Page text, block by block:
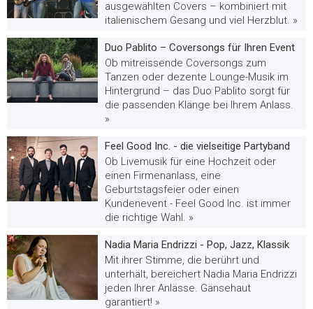
ausgewählten Covers – kombiniert mit
italienischem Gesang und viel Herzblut. »
Duo Pablito – Coversongs für Ihren Event
Ob mitreissende Coversongs zum
Tanzen oder dezente Lounge-Musik im
Hintergrund – das Duo Pablito sorgt für
die passenden Klänge bei Ihrem Anlass.
»
Feel Good Inc. - die vielseitige Partyband
Ob Livemusik für eine Hochzeit oder
einen Firmenanlass, eine
Geburtstagsfeier oder einen
Kundenevent - Feel Good Inc. ist immer
die richtige Wahl. »
Nadia Maria Endrizzi - Pop, Jazz, Klassik
Mit ihrer Stimme, die berührt und
unterhält, bereichert Nadia Maria Endrizzi
jeden Ihrer Anlässe. Gänsehaut
garantiert! »